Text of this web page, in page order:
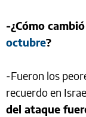
-¿Cómo
octubre?
-Fueron los
recuerdo en
del ataque